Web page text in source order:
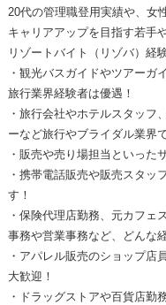
20代の管理職登用実績や、女
キャリアアップを目指す若手
リゾートバイト（リゾバ）経
・観光バスガイドやツアーガ
旅行業界経験者は優遇！
・旅行会社やホテルスタッフ
ーなど旅行やブライダル業界
・販売や売り場担当といった
・携帯電話販売や販売スタッ
す！
・保険代理店勤務、元カフェ
事務や営業事務など、どんな
・アパレル販売のショップ店
大歓迎！
・ドラッグストアや百貨店勤